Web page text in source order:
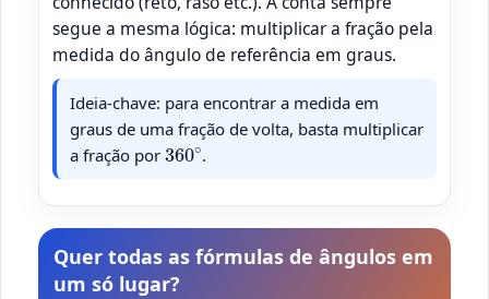
segue a mesma lógica: multiplicar a fração pela
medida do ângulo de referência em graus.
Ideia-chave: para encontrar a medida em
graus de uma fração de volta, basta multiplicar
a fração por 360∘
.
Quer todas as fórmulas de ângulos em
um só lugar?